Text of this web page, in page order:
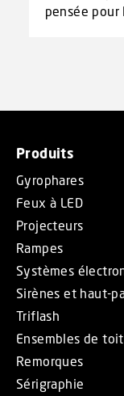
pensée pour
Produits
Gyrophares
Feux à LED
Projecteurs
Rampes
Systèmes
Sirènes et haut-
Triflash
Ensembles de toit
Remorques
Sérigraphie